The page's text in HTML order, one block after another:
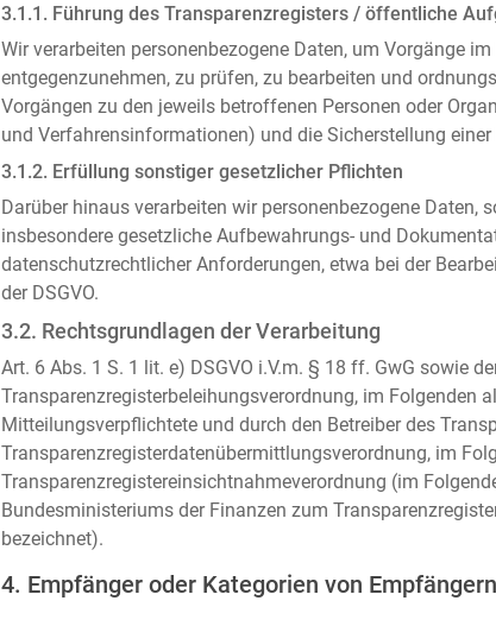
3.1.1. Führung des Transparenzregisters / öffentliche
Wir verarbeiten personenbezogene Daten, um Vorgänge
entgegenzunehmen, zu prüfen, zu bearbeiten und
Vorgängen zu den jeweils betroffenen Personen oder
und Verfahrensinformationen) und die Sicherstellung
3.1.2. Erfüllung sonstiger gesetzlicher Pflichten
Darüber hinaus verarbeiten wir personenbezogene
insbesondere gesetzliche Aufbewahrungs- und
datenschutzrechtlicher Anforderungen, etwa bei der
der DSGVO.
3.2. Rechtsgrundlagen der Verarbeitung
Art. 6 Abs. 1 S. 1 lit. e) DSGVO i.V.m. § 18 ff. GwG sowie
Transparenzregisterbeleihungsverordnung, im Folgenden
Mitteilungsverpflichtete und durch den Betreiber des
Transparenzregisterdatenübermittlungsverordnung, im
Transparenzregistereinsichtnahmeverordnung (im
Bundesministeriums der Finanzen zum
bezeichnet).
4. Empfänger oder Kategorien von Empfängern